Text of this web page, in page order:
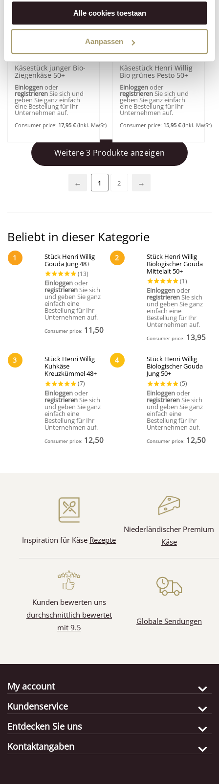
Alle cookies toestaan
Aanpassen
Käsestück junger Bio-
Ziegenkäse 50+
Einloggenoder
registrierenSie sich und
geben Sie ganz einfach
eine Bestellung für Ihr
Unternehmen auf.
Consumer price: 17,95 €(Inkl. MwSt)
Käsestück Henri Willig
Bio grünes Pesto 50+
Einloggenoder
registrierenSie sich und
geben Sie ganz einfach
eine Bestellung für Ihr
Unternehmen auf.
Consumer price: 15,95 €(Inkl. MwSt)
Weitere 3 Produkte anzeigen
1 2
Beliebt in dieser Kategorie
1
Stück Henri Willig
Gouda Jung 48+
(13)
Einloggenoder
registrierenSie sich
und geben Sie ganz
einfach eine
Bestellung für Ihr
Unternehmen auf.
Consumer price: 11,50
2
Stück Henri Willig
Biologischer Gouda
Mittelalt 50+
Einloggenoder
registrierenSie sich
und geben Sie ganz
einfach eine
Bestellung für Ihr
Unternehmen auf.
Consumer price: 13,95
3
Stück Henri Willig
Kuhkäse
Kreuzkümmel 48+
Einloggenoder
registrierenSie sich
und geben Sie ganz
einfach eine
Bestellung für Ihr
Unternehmen auf.
Consumer price: 12,50
4
Stück Henri Willig
Biologischer Gouda
Jung 50+
(5)
Einloggenoder
registrierenSie sich
und geben Sie ganz
einfach eine
Bestellung für Ihr
Unternehmen auf.
Consumer price: 12,50
Inspiration für Käse Rezepte
Niederländischer Premium
Käse
Kunden bewerten uns
durchschnittlich bewertet
mit 9.5
Globale Sendungen
My account
Kundenservice
Entdecken Sie uns
Kontaktangaben